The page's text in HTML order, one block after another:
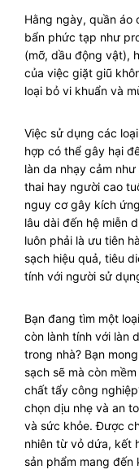
Hằng ngày, quần áo
bẩn phức tạp như
(mỡ, dầu động vật),
của việc giặt giũ
loại bỏ vi khuẩn và
Việc sử dụng các
hợp có thể gây hại
làn da nhạy cảm
thai hay người cao
nguy cơ gây kích
lâu dài đến hệ miễn
luôn phải là ưu tiên
sạch hiệu quả, tiêu
tính với người sử
Bạn đang tìm một
còn lành tính với làn
trong nhà? Bạn
sạch sẽ mà còn
chất tẩy công
chọn dịu nhẹ và an
và sức khỏe. Được
nhiên từ vỏ dứa, kết
sản phẩm mang đến